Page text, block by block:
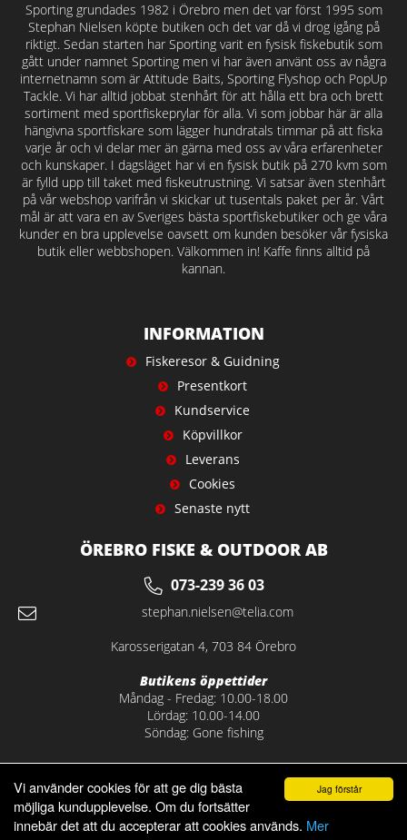
Jag förstår
Vi använder cookies för att ge dig bästa
möjliga kundupplevelse. Om du fortsätter
innebär det att du accepterar att cookies används. Mer
Sporting grundades 1982 i Örebro men det var först 1995 som
Stephan Nielsen köpte butiken och det var då vi drog igång på
riktigt. Sedan starten har Sporting varit en fysisk fiskebutik som
gått under namnet Sporting men vi har även använt oss av några
internetnamn som är Attitude Baits, Sporting Flyshop och PopUp
Tackle. Vi har alltid jobbat stenhårt för att hålla ett bra och brett
sortiment med sportfiskeprylar för alla. Vi som jobbar här är alla
hängivna sportfiskare som lägger hundratals timmar på att fiska
varje år och vi delar mer än gärna med oss av våra erfarenheter
och kunskaper. I dagsläget har vi en fysisk butik på 270 kvm som
är fylld upp till taket med fiskeutrustning. Vi satsar även stenhårt
på vår webshop varifrån vi skickar ut tusentals paket per år. Vårt
mål är att vara en av Sveriges bästa sportfiskebutiker och ge våra
kunder en bra upplevelse oavsett om kunden besöker vår fysiska
butik eller webbshopen. Välkommen in! Kaffe finns alltid på
kannan.
INFORMATION
Fiskeresor & Guidning
Presentkort
Kundservice
Köpvillkor
Leverans
Cookies
Senaste nytt
ÖREBRO FISKE & OUTDOOR AB
073-239 36 03
stephan.nielsen@telia.com
Karosserigatan 4, 703 84 Örebro
Butikens öppettider
Måndag - Fredag: 10.00-18.00
Lördag: 10.00-14.00
Söndag: Gone fishing